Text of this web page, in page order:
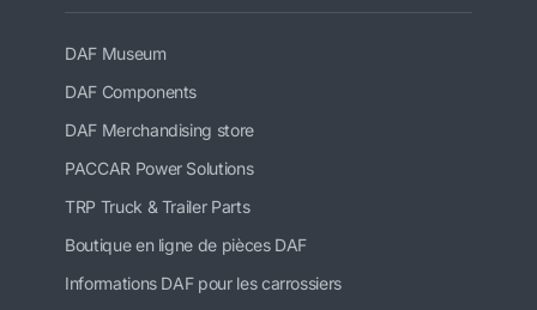
DAF Museum
DAF Components
DAF Merchandising store
PACCAR Power Solutions
TRP Truck & Trailer Parts
Boutique en ligne de pièces DAF
Informations DAF pour les carrossiers